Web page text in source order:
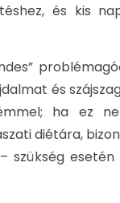
és kis
és
ha ez
diétára,
szükség